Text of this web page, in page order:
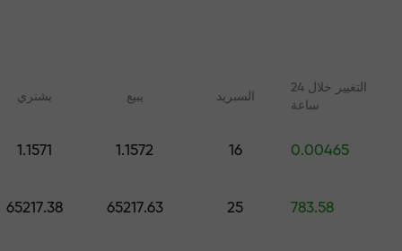
في التجارة
جائزة هديتك
يشتري يبيع السبرید
التغيير خلال 24
ساعة
1.1571 1.1572 16 0.00465
65217.38 65217.63 25 783.58
وندوات عبر الإنترنت لجميع
الرقمية والعقود الآجلة